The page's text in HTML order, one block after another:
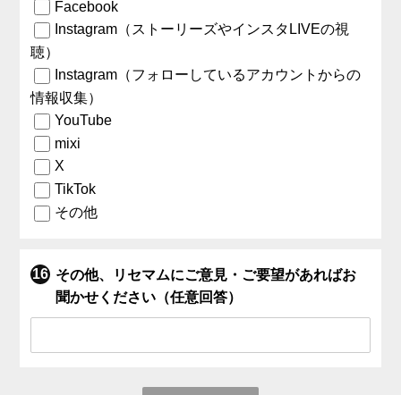
Facebook
Instagram（ストーリーズやインスタLIVEの視
聴）
Instagram（フォローしているアカウントからの
情報収集）
YouTube
mixi
X
TikTok
その他
その他、リセマムにご意見・ご要望があればお
聞かせください（任意回答）